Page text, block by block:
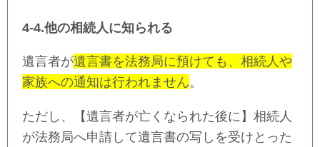
4-4.他の相続人に知られる
遺言者が遺言書を法務局に預けても、相続人や
家族への通知は行われません。
ただし、【遺言者が亡くなられた後に】相続人
が法務局へ申請して遺言書の写しを受けとった